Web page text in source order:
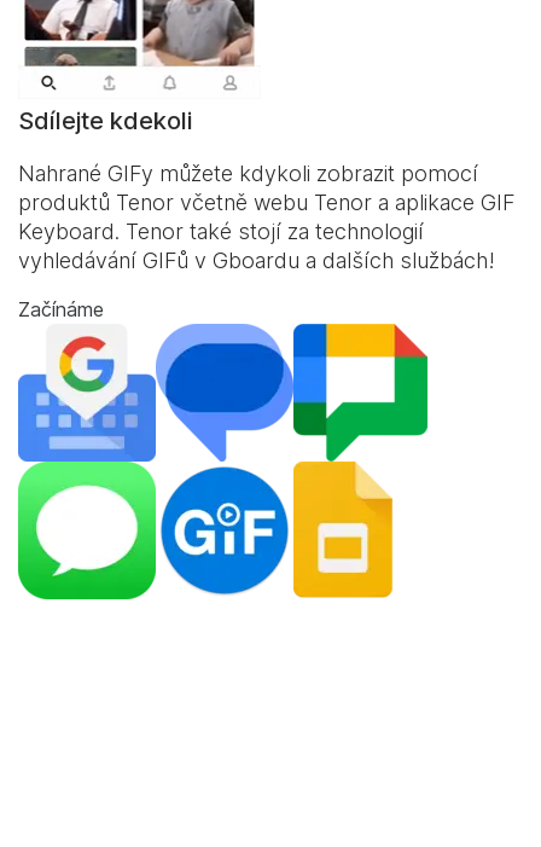
Sdílejte kdekoli
Nahrané GIFy můžete kdykoli zobrazit pomocí
produktů Tenor včetně webu Tenor a aplikace GIF
Keyboard. Tenor také stojí za technologií
vyhledávání GIFů v Gboardu a dalších službách!
Začínáme